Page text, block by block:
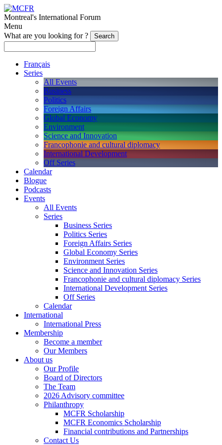
Montreal's International Forum
Menu
What are you looking for ?
Français
Series
All Events
Business
Politics
Foreign Affairs
Global Economy
Environment
Science and Innovation
Francophonie and cultural diplomacy
International Development
Off Series
Calendar
Blogue
Podcasts
Events
All Events
Series
Business Series
Politics Series
Foreign Affairs Series
Global Economy Series
Environment Series
Science and Innovation Series
Francophonie and cultural diplomacy Series
International Development Series
Off Series
Calendar
International
International Press
Membership
Become a member
Our Members
About us
Our Profile
Board of Directors
The Team
2026 Advisory committee
Philanthropy
MCFR Scholarship
MCFR Economics Scholarship
Financial contributions and Partnerships
Contact Us